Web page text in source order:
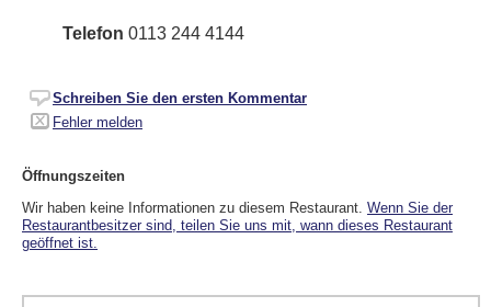
Telefon 0113 244 4144
Schreiben Sie den ersten Kommentar
Fehler melden
Öffnungszeiten
Wir haben keine Informationen zu diesem Restaurant. Wenn Sie der
Restaurantbesitzer sind, teilen Sie uns mit, wann dieses Restaurant
geöffnet ist.